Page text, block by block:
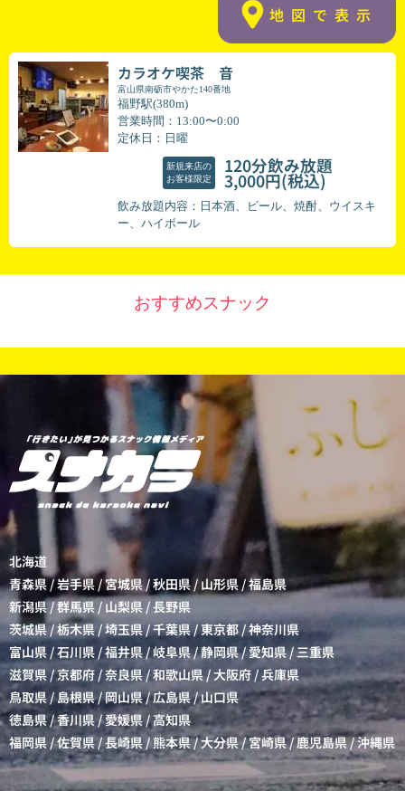
地図で表示
カラオケ喫茶 音
富山県南砺市やかた140番地
福野駅(380m)
営業時間：13:00〜0:00
定休日：日曜
新規来店の
お客様限定
120分飲み放題
3,000円(税込)
飲み放題内容：日本酒、ビール、焼酎、ウイスキ
ー、ハイボール
おすすめスナック
北海道
青森県/岩手県/宮城県/秋田県 / 山形県/福島県
新潟県/群馬県 / 山梨県 /長野県
茨城県 /栃木県/埼玉県/千葉県/東京都 /神奈川県
富山県 /石川県 /福井県/岐阜県/静岡県/愛知県/三重県
滋賀県/京都府/奈良県 /和歌山県/大阪府 /兵庫県
鳥取県 / 島根県/岡山県/広島県/山口県
徳島県/香川県/愛媛県 /高知県
福岡県 /佐賀県 /長崎県/熊本県/大分県/宮崎県/鹿児島県/沖縄県